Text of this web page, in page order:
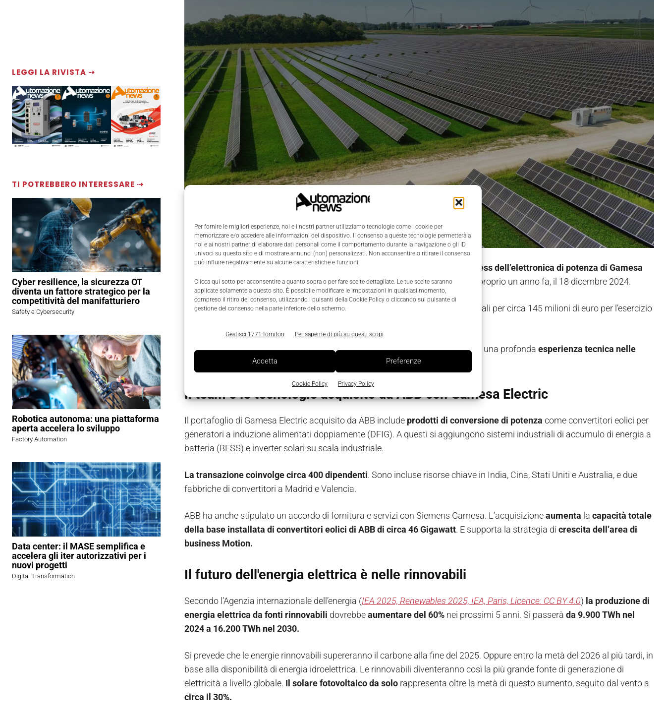
Per fornire le migliori esperienze, noi e i nostri partner utilizziamo tecnologie come i cookie per
memorizzare e/o accedere alle informazioni del dispositivo. Il consenso a queste tecnologie permetterà a
noi e ai nostri partner di elaborare dati personali come il comportamento durante la navigazione o gli ID
univoci su questo sito e di mostrare annunci (non) personalizzati. Non acconsentire o ritirare il consenso
può influire negativamente su alcune caratteristiche e funzioni.
Clicca qui sotto per acconsentire a quanto sopra o per fare scelte dettagliate. Le tue scelte saranno
applicate solamente a questo sito. È possibile modificare le impostazioni in qualsiasi momento,
compreso il ritiro del consenso, utilizzando i pulsanti della Cookie Policy o cliccando sul pulsante di
gestione del consenso nella parte inferiore dello schermo.
Gestisci 1771 fornitori Per saperne di più su questi scopi
Accetta Preferenze
Cookie Policy Privacy Policy
LEGGI LA RIVISTA ⇢
TI POTREBBERO INTERESSARE ⇢
Cyber resilience, la sicurezza OT
diventa un fattore strategico per la
competitività del manifatturiero
Safety e Cybersecurity
Robotica autonoma: una piattaforma
aperta accelera lo sviluppo
Factory Automation
Data center: il MASE semplifica e
accelera gli iter autorizzativi per i
nuovi progetti
Digital Transformation
In dicembre ABB ha annunciato il completamento dell’acquisizione del
business dell’elettronica di potenza di Gamesa
Electric in Spagna da Siemens Gamesa. L'operazione era stata annunciata proprio un anno fa, il 18 dicembre 2024.
I termini finanziari non sono stati resi noti. L’azienda ha registrato ricavi annuali per circa 145 milioni di euro per l’esercizio
Con oltre 45 anni di esperienza nell'elettronica di potenza, Gamesa Electric ha una profonda esperienza tecnica nelle
applicazioni solari e rinnovabili,
con forti relazioni con i clienti.
Il team e le tecnologie acquisite da ABB con Gamesa Electric
Il portafoglio di Gamesa Electric acquisito da ABB include prodotti di conversione di potenza come convertitori eolici per
generatori a induzione alimentati doppiamente (DFIG). A questi si aggiungono sistemi industriali di accumulo di energia a
batteria (BESS) e inverter solari su scala industriale.
La transazione coinvolge circa 400 dipendenti. Sono incluse risorse chiave in India, Cina, Stati Uniti e Australia, e due
fabbriche di convertitori a Madrid e Valencia.
ABB ha anche stipulato un accordo di fornitura e servizi con Siemens Gamesa. L’acquisizioneaumenta la capacità totale
della base installata di convertitori eolici di ABB di circa 46 Gigawatt. E supporta la strategia di crescita dell’area di
business Motion.
Il futuro dell'energia elettrica è nelle rinnovabili
Secondo l’Agenzia internazionale dell’energia (IEA 2025, Renewables 2025, IEA, Paris, Licence: CC BY 4.0) la produzione di
energia elettrica da fonti rinnovabili dovrebbeaumentare del 60% nei prossimi 5 anni. Si passerà da 9.900 TWh nel
2024 a 16.200 TWh nel 2030.
Si prevede che le energie rinnovabili supereranno il carbone alla fine del 2025. Oppure entro la metà del 2026 al più tardi, in
base alla disponibilità di energia idroelettrica. Le rinnovabili diventeranno così la più grande fonte di generazione di
elettricità a livello globale. Il solare fotovoltaico da solo rappresenta oltre la metà di questo aumento, seguito dal vento a
circa il 30%.